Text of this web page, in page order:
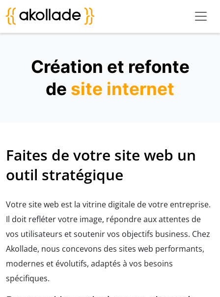
Création et refonte
de site internet
Faites de votre site web un
outil stratégique
Votre site web est la vitrine digitale de votre entreprise.
Il doit refléter votre image, répondre aux attentes de
vos utilisateurs et soutenir vos objectifs business. Chez
Akollade, nous concevons des sites web performants,
modernes et évolutifs, adaptés à vos besoins
spécifiques.